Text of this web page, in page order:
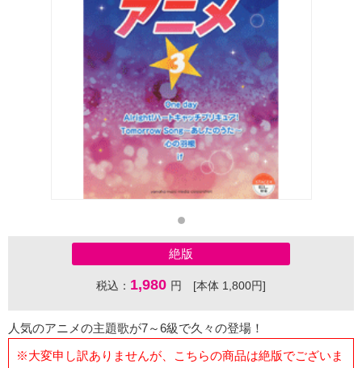
絶版
税込： 1,980 円 [本体 1,800円]
人気のアニメの主題歌が7～6級で久々の登場！
※大変申し訳ありませんが、こちらの商品は絶版でございま